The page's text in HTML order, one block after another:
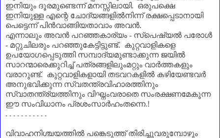
ഇനിയും ദൂരമുണ്ടെന്ന് മനസ്സിലായി. ഒരുപക്ഷെ
ഇനിയുള്ള എന്റെ ചോദ്യങ്ങളിൽനിന്ന് രക്ഷപ്പെടാനായി
പെട്ടെന്ന് പിൻവാങ്ങിയതാവാം അവൻ.
എന്നാലും അവൻ പറഞ്ഞകാര്യം - സ്പെഷ്യൽ പരോൾ
- മറ്റുചിലരും പറഞ്ഞുകേട്ടിട്ടുണ്ട്. കുറ്റവാളികളെ
ഉപയോഗപ്പെടുത്തി സമ്പാദ്യമുണ്ടാക്കുന്ന ജയിൽ
സാറന്മാരെക്കുറിച്ച് പത്രങ്ങളിലുംമറ്റും വാർത്തകളും
വരാറുണ്ട്. കുറ്റവാളികളായി തടവറകളിൽ കഴിയേണ്ടവർ
അനുഭവിക്കുന്ന സ്വതന്ത്രവിഹാരത്തിനും
സ്വാതന്ത്ര്യത്തിനും വിഘ്നംവരാതെ സംരക്ഷണമേകുന്ന
ഈ സംവിധാനം പ്രശംസാർഹംതന്നെ.!
. . . . . . . . . . .
വിവാഹനിശ്ചയത്തിൽ പങ്കെടുത്ത് തിരിച്ചുവരുമ്പോഴും